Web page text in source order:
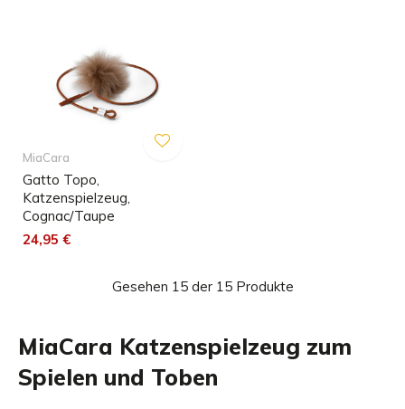
MiaCara
Gatto Topo,
Katzenspielzeug,
Cognac/Taupe
24,95 €
Gesehen 15 der 15 Produkte
MiaCara Katzenspielzeug zum
Spielen und Toben